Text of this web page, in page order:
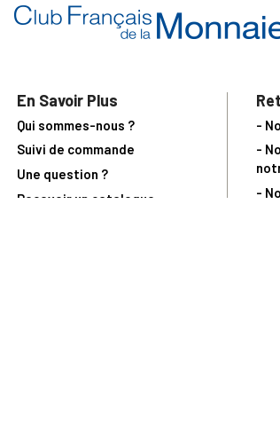
En Savoir Plus
Qui sommes-nous ?
Suivi de commande
Une question ?
Recevoir un catalogue
-
-
-